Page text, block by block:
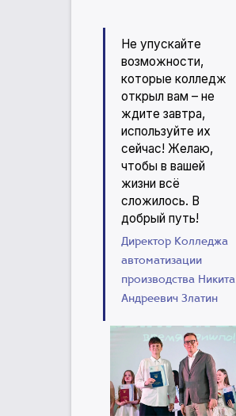
Не упускайте
возможности,
которые колледж
открыл вам – не
ждите завтра,
используйте их
сейчас! Желаю,
чтобы в вашей
жизни всё
сложилось. В
добрый путь!
Директор Колледжа
автоматизации
производства Никита
Андреевич Златин